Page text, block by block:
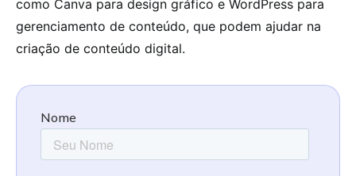
como Canva para design gráfico e WordPress para
gerenciamento de conteúdo, que podem ajudar na
criação de conteúdo digital.